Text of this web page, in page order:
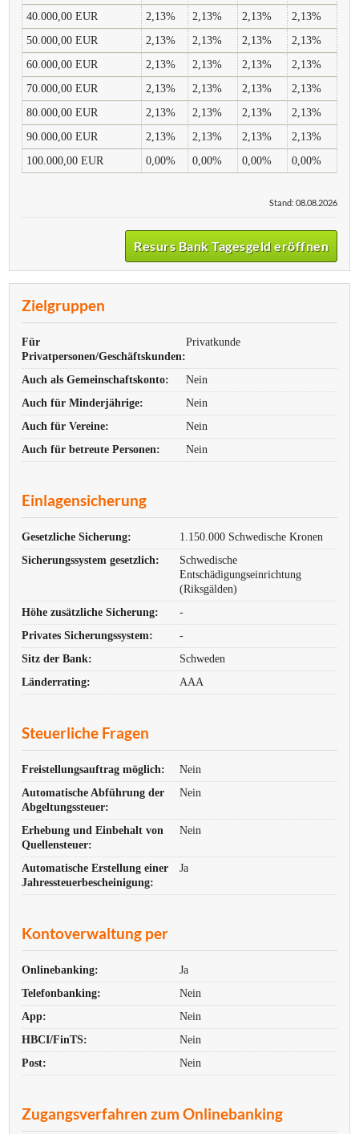
40.000,00 EUR 2,13% 2,13% 2,13%
2,13%
50.000,00 EUR
2,13% 2,13% 2,13%
2,13%
60.000,00 EUR
2,13% 2,13% 2,13%
2,13%
70.000,00 EUR
2,13% 2,13% 2,13%
2,13%
80.000,00 EUR
2,13% 2,13% 2,13%
2,13%
90.000,00 EUR
2,13% 2,13% 2,13%
2,13%
100.000,00 EUR
0,00% 0,00% 0,00% 0,00%
Stand: 08.08.2026
Resurs Bank Tagesgeld eröffnen
Zielgruppen
Für
Privatpersonen/Geschäftskunden:
Privatkunde
Auch als Gemeinschaftskonto:
Nein
Auch für Minderjährige:
Nein
Auch für Vereine:
Nein
Auch für betreute Personen:
Nein
Einlagensicherung
Gesetzliche Sicherung:
1.150.000 Schwedische Kronen
Sicherungssystem gesetzlich:
Schwedische
Entschädigungseinrichtung
(Riksgälden)
Höhe zusätzliche Sicherung:
-
Privates Sicherungssystem:
-
Sitz der Bank:
Schweden
Länderrating:
AAA
Steuerliche Fragen
Freistellungsauftrag möglich:
Nein
Automatische Abführung der
Abgeltungssteuer:
Nein
Erhebung und Einbehalt von
Quellensteuer:
Nein
Automatische Erstellung einer
Jahres­steuer­bescheinigung:
Ja
Kontoverwaltung per
Onlinebanking:
Ja
Telefonbanking:
Nein
App:
Nein
HBCI/FinTS:
Nein
Post:
Nein
Zugangsverfahren zum Onlinebanking